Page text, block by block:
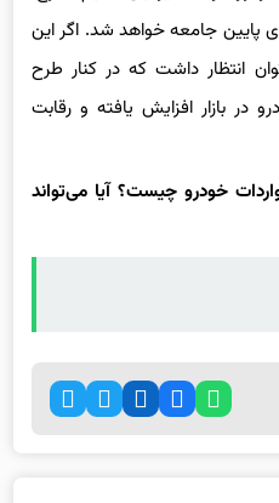
پایین جامعه خواهد شد. اگر این
انتظار داشت که در کنار طرح
در بازار افزایش یافته و رقابت
خودرو چیست؟ آیا می‌تواند